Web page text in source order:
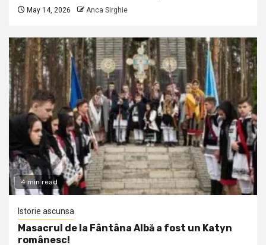
May 14, 2026 Anca Sirghie
4 min read
Istorie ascunsa
Masacrul de la Fântâna Albă a fost un Katyn
românesc!